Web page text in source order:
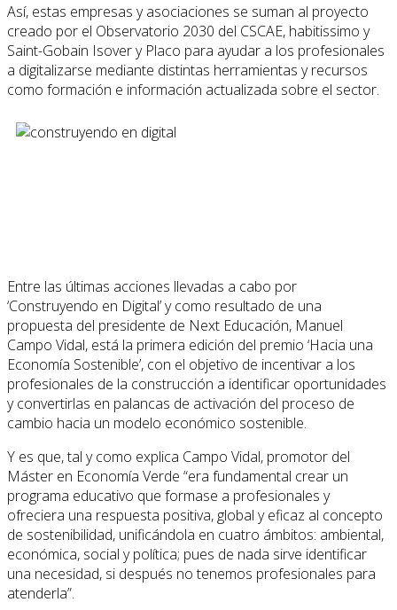
Así, estas empresas y asociaciones se suman al proyecto
creado por el Observatorio 2030 del CSCAE, habitissimo y
Saint-Gobain Isover y Placo para ayudar a los profesionales
a digitalizarse mediante distintas herramientas y recursos
como formación e información actualizada sobre el sector.
Entre las últimas acciones llevadas a cabo por
‘Construyendo en Digital’ y como resultado de una
propuesta del presidente de Next Educación, Manuel
Campo Vidal, está la primera edición del premio ‘Hacia una
Economía Sostenible’, con el objetivo de incentivar a los
profesionales de la construcción a identificar oportunidades
y convertirlas en palancas de activación del proceso de
cambio hacia un modelo económico sostenible.
Y es que, tal y como explica Campo Vidal, promotor del
Máster en Economía Verde “era fundamental crear un
programa educativo que formase a profesionales y
ofreciera una respuesta positiva, global y eficaz al concepto
de sostenibilidad, unificándola en cuatro ámbitos: ambiental,
económica, social y política; pues de nada sirve identificar
una necesidad, si después no tenemos profesionales para
atenderla”.